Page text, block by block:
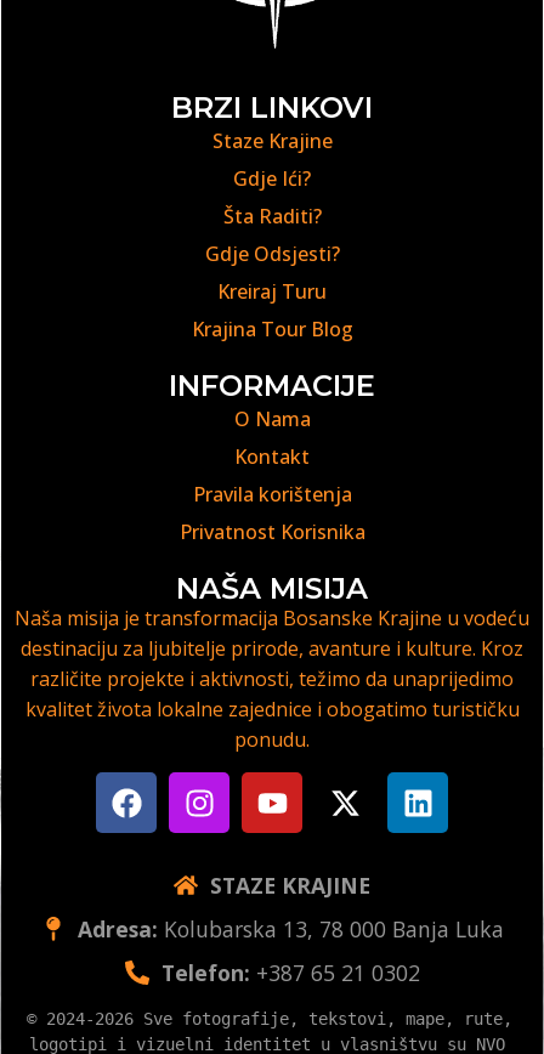
BRZI LINKOVI
Staze Krajine
Gdje Ići?
Šta Raditi?
Gdje Odsjesti?
Kreiraj Turu
Krajina Tour Blog
INFORMACIJE
O Nama
Kontakt
Pravila korištenja
Privatnost Korisnika
NAŠA MISIJA
Naša misija je transformacija Bosanske Krajine u vodeću
destinaciju za ljubitelje prirode, avanture i kulture. Kroz
različite projekte i aktivnosti, težimo da unaprijedimo
kvalitet života lokalne zajednice i obogatimo turističku
ponudu.
STAZE KRAJINE
Adresa: Kolubarska 13, 78 000 Banja Luka
Telefon: +387 65 21 0302
© 2024-2026 Sve fotografije, tekstovi, mape, rute,
logotipi i vizuelni identitet u vlasništvu su NVO